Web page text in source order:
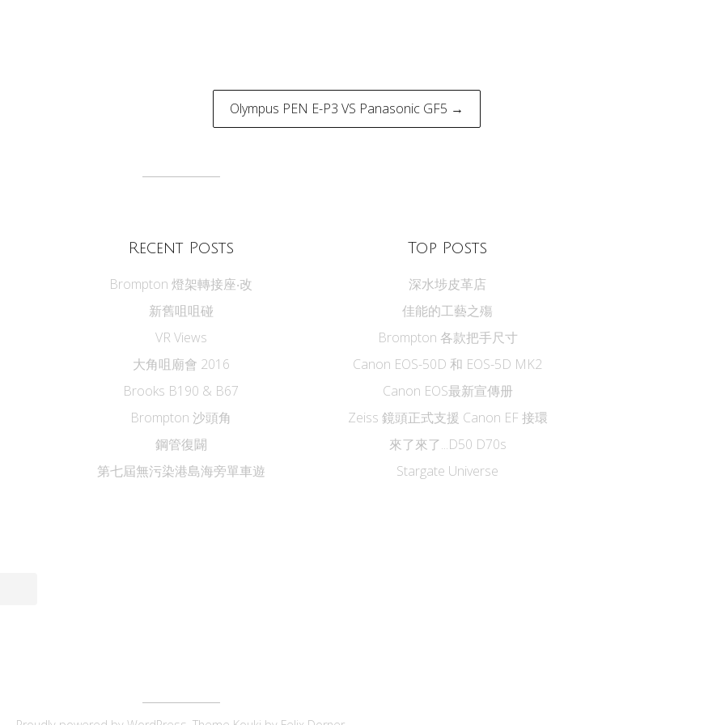
Olympus PEN E-P3 VS Panasonic GF5 →
Recent Posts
Brompton 燈架轉接座‧改
新舊咀咀碰
VR Views
大角咀廟會 2016
Brooks B190 & B67
Brompton 沙頭角
鋼管復闢
第七屆無污染港島海旁單車遊
Top Posts
深水埗皮革店
佳能的工藝之殤
Brompton 各款把手尺寸
Canon EOS-50D 和 EOS-5D MK2
Canon EOS最新宣傳册
Zeiss 鏡頭正式支援 Canon EF 接環
來了來了...D50 D70s
Stargate Universe